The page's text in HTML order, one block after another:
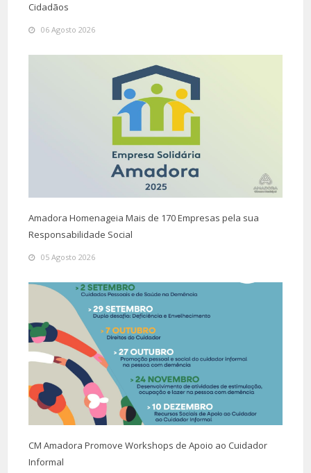
Cidadãos
06 Agosto 2026
Amadora Homenageia Mais de 170 Empresas pela sua
Responsabilidade Social
05 Agosto 2026
CM Amadora Promove Workshops de Apoio ao Cuidador
Informal